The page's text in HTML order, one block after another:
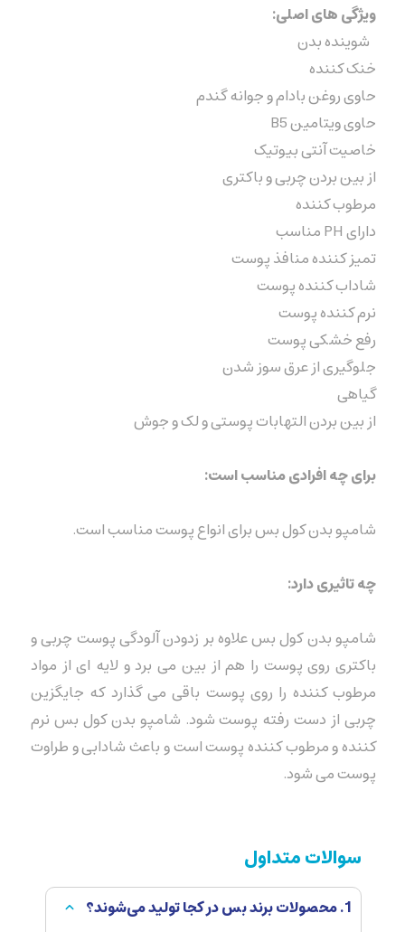
ویژگی های اصلی:
شوینده بدن
خنک کننده
حاوی روغن بادام و جوانه گندم
حاوی ویتامین B5
خاصیت آنتی بیوتیک
از بین بردن چربی و باکتری
مرطوب کننده
دارای PH مناسب
تمیز کننده منافذ پوست
شاداب کننده پوست
نرم کننده پوست
رفع خشکی پوست
جلوگیری از عرق سوز شدن
گیاهی
از بین بردن التهابات پوستی و لک و جوش
برای چه افرادی مناسب است:
شامپو بدن کول بس برای انواع پوست مناسب است.
چه تاثیری دارد:
شامپو بدن کول بس علاوه بر زدودن آلودگی پوست چربی و
باکتری روی پوست را هم از بین می برد و لایه ای از مواد
مرطوب کننده را روی پوست باقی می گذارد که جایگزین
چربی از دست رفته پوست شود. شامپو بدن کول بس نرم
کننده و مرطوب کننده پوست است و باعث شادابی و طراوت
پوست می شود.
سوالات متداول
1. محصولات برند بس در کجا تولید می‌شوند؟